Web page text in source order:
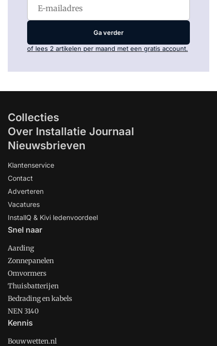
Ga verder
of lees 2 artikelen per maand met een gratis account.
Collecties
Over Installatie Journaal
Nieuwsbrieven
Klantenservice
Contact
Adverteren
Vacatures
InstallQ & Kivi ledenvoordeel
Snel naar
Aarding
Zonnepanelen
Omvormers
Thuisbatterijen
Bedrading en kabels
NEN 3140
Kennis
Bouwwetten.nl